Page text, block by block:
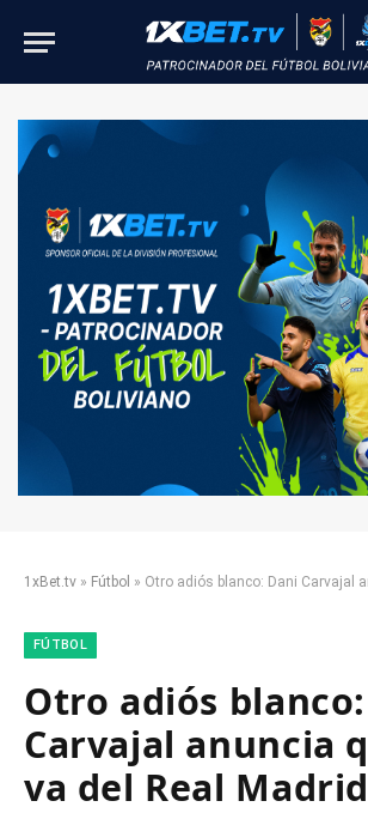
1xBet.tv » Fútbol » Otro adiós blanco: Dani Carvajal anuncia
FÚTBOL
Otro adiós
Carvajal anuncia
va del Real Madrid